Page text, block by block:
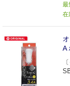
最
在
A